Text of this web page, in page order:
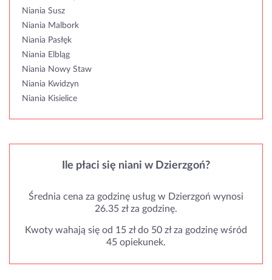
Niania Susz
Niania Malbork
Niania Pasłęk
Niania Elbląg
Niania Nowy Staw
Niania Kwidzyn
Niania Kisielice
Ile płaci się niani w Dzierzgoń?
Średnia cena za godzinę usług w Dzierzgoń wynosi
26.35 zł za godzinę.
Kwoty wahają się od 15 zł do 50 zł za godzinę wśród
45 opiekunek.